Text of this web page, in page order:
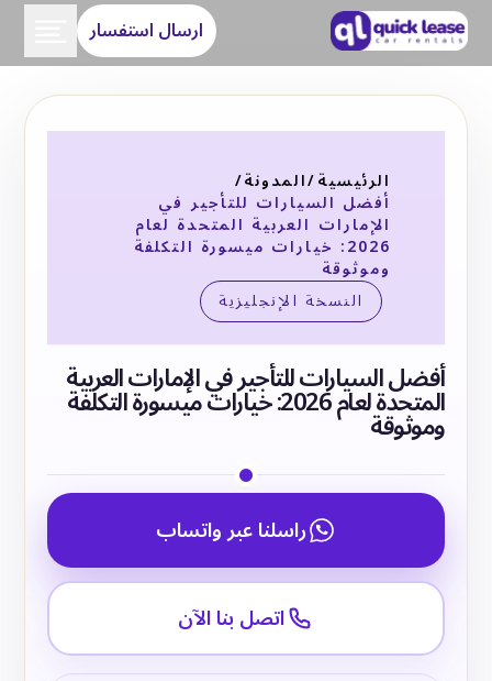
ارسال استفسار
الرئيسية/المدونة/
أفضل السيارات للتأجير في
الإمارات العربية المتحدة لعام
2026: خيارات ميسورة التكلفة
وموثوقة
النسخة الإنجليزية
أفضل السيارات للتأجير في الإمارات العربية
المتحدة لعام 2026: خيارات ميسورة التكلفة وموثوقة
راسلنا عبر واتساب
اتصل بنا الآن